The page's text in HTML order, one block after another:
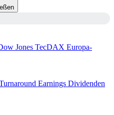
Jones TecDAX Europa-
Earnings Dividenden